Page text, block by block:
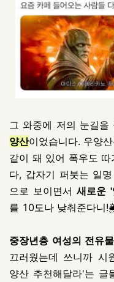
그 와중에 저의 눈길을
양산이었습니다. 우양
같이 돼 있어 폭우도
다, 갑자기 퍼붓는 일
으로 보이면서새로운
를 10도나 낮춰준다니
중장년층 여성의 전유
끄러웠는데 쓰니까 시
양산 추천해달라'는 글